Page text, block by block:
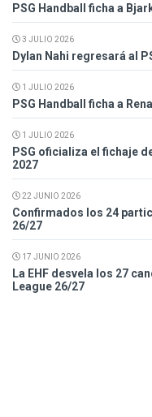
PSG Handball ficha a
3 JULIO 2026
Dylan Nahi regresará al
1 JULIO 2026
PSG Handball ficha a
1 JULIO 2026
PSG oficializa el fichaje
2027
22 JUNIO 2026
Confirmados los 24
26/27
17 JUNIO 2026
La EHF desvela los 27
League 26/27